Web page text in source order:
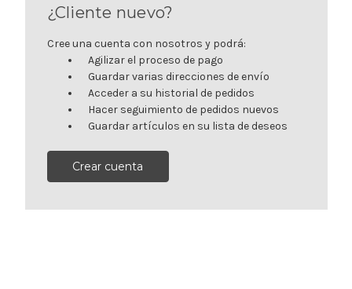
¿Cliente nuevo?
Cree una cuenta con nosotros y podrá:
Agilizar el proceso de pago
Guardar varias direcciones de envío
Acceder a su historial de pedidos
Hacer seguimiento de pedidos nuevos
Guardar artículos en su lista de deseos
Crear cuenta